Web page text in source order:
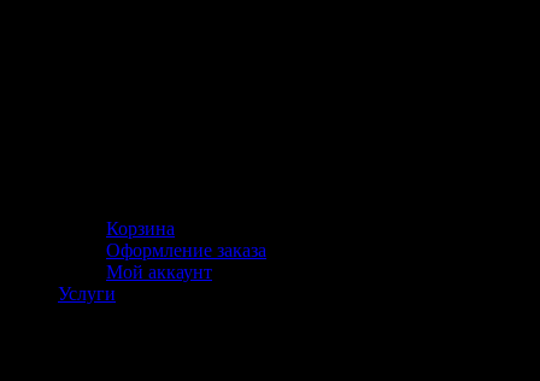
Корзина
Оформление заказа
Мой аккаунт
Услуги